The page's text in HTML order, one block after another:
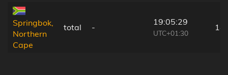
Springbok,
Northern
Cape
total -
19:05:29
UTC+01:30
14